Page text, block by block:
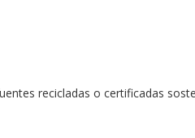
recicladas o certificadas